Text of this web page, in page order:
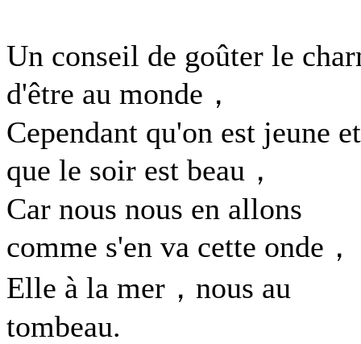
Un conseil de goûter le
d'être au monde，
Cependant qu'on est jeune et
que le soir est beau，
Car nous nous en allons
comme s'en va cette onde，
Elle à la mer，nous au
tombeau.